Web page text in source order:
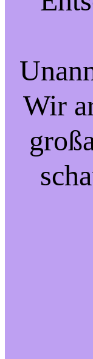
Wir